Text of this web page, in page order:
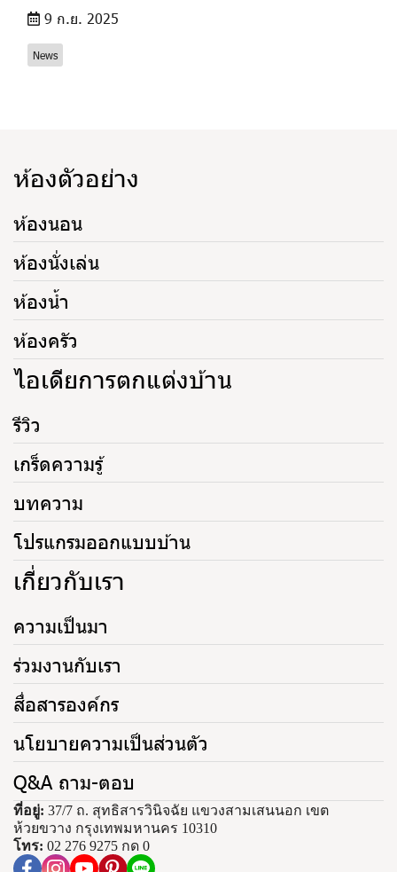
9 ก.ย. 2025
News
ห้องตัวอย่าง
ห้องนอน
ห้องนั่งเล่น
ห้องน้ำ
ห้องครัว
ไอเดียการตกแต่งบ้าน
รีวิว
เกร็ดความรู้
บทความ
โปรแกรมออกแบบบ้าน
เกี่ยวกับเรา
ความเป็นมา
ร่วมงานกับเรา
สื่อสารองค์กร
นโยบายความเป็นส่วนตัว
Q&A ถาม-ตอบ
ที่อยู่: 37/7 ถ. สุทธิสารวินิจฉัย แขวงสามเสนนอก เขต
ห้วยขวาง กรุงเทพมหานคร 10310
โทร: 02 276 9275 กด 0